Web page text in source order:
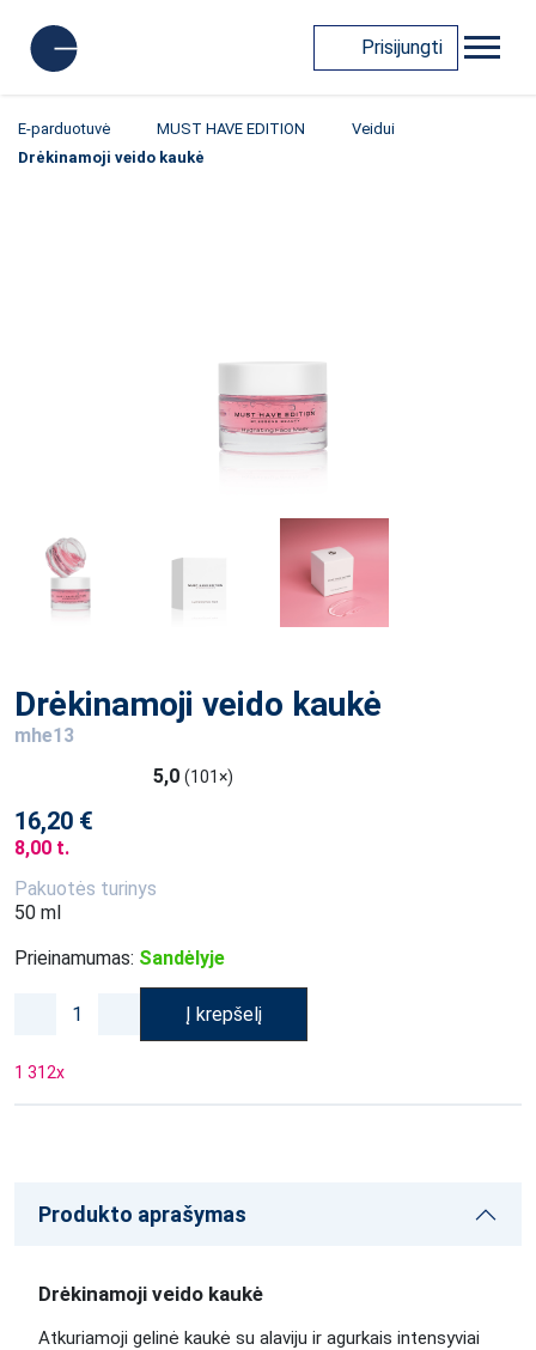
Prisijungti
E-parduotuvė MUST HAVE EDITION
Veidui
Drėkinamoji veido kaukė
Drėkinamoji veido kaukė
mhe13
5,0 (101×)
16,20 €
8,00 t.
Pakuotės turinys
50 ml
Prieinamumas: Sandėlyje
Į krepšelį
1 312x
Produkto aprašymas
Drėkinamoji veido kaukė
Atkuriamoji gelinė kaukė su alaviju ir agurkais intensyviai